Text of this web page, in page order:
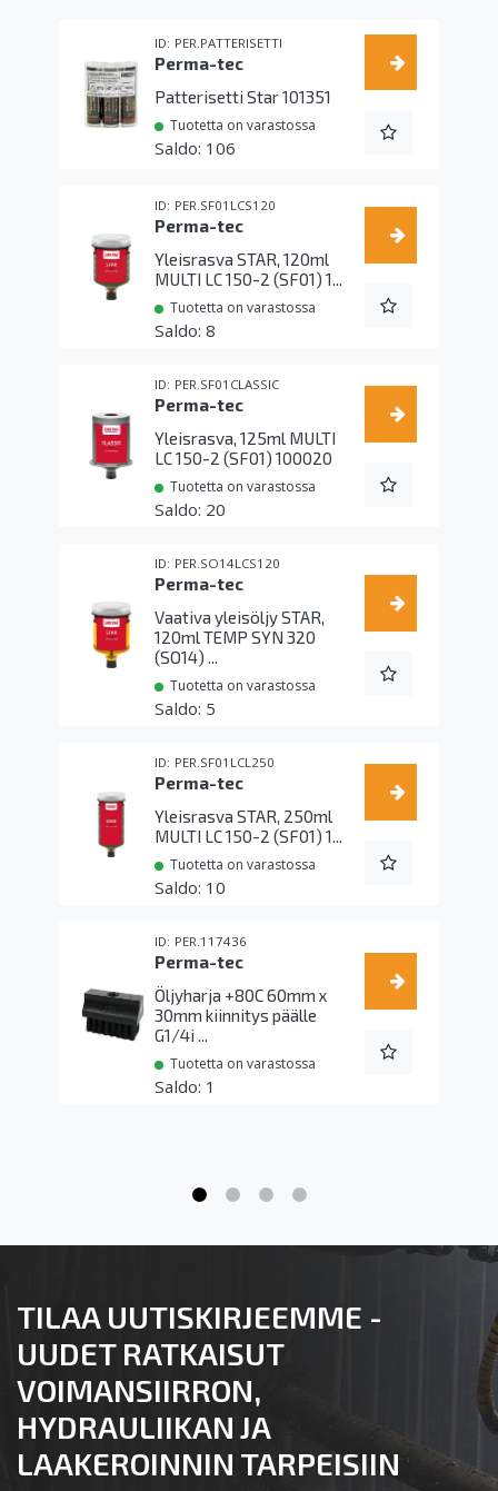
PER.PATTERISETTI
Perma-tec
Patterisetti Star 101351
Tuotetta on varastossa
106
PER.SF01LCS120
Perma-tec
Yleisrasva STAR, 120ml
MULTI LC 150-2 (SF01) 1...
Tuotetta on varastossa
8
PER.SF01CLASSIC
Perma-tec
Yleisrasva, 125ml MULTI
LC 150-2 (SF01) 100020
Tuotetta on varastossa
20
PER.SO14LCS120
Perma-tec
Vaativa yleisöljy STAR,
120ml TEMP SYN 320
(SO14) ...
Tuotetta on varastossa
5
PER.SF01LCL250
Perma-tec
Yleisrasva STAR, 250ml
MULTI LC 150-2 (SF01) 1...
Tuotetta on varastossa
10
PER.117436
Perma-tec
Öljyharja +80C 60mm x
30mm kiinnitys päälle
G1/4i ...
Tuotetta on varastossa
1
TILAA UUTISKIRJEEMME -
UUDET RATKAISUT
VOIMANSIIRRON,
HYDRAULIIKAN JA
LAAKEROINNIN TARPEISIIN